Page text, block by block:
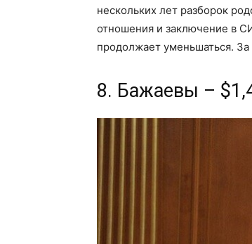
нескольких лет разборок
отношения и заключение в
продолжает уменьшаться.
8. Бажаевы –